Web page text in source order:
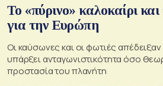
Το «πύρινο» καλοκαίρι
για την Ευρώπη
Οι καύσωνες και οι φωτιές
υπάρξει ανταγωνιστικότητα όσο
προστασία του πλανήτη